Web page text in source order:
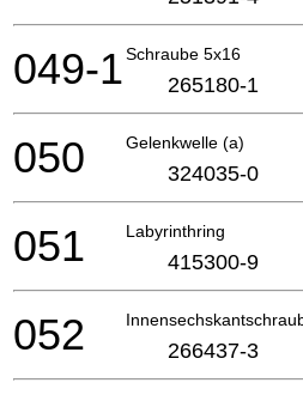
Schraube 5x16
049-1 265180-1
Gelenkwelle (a)
050 324035-0
Labyrinthring
051 415300-9
052 266437-3